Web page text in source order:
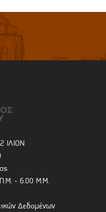
ΙΛΙΟΝ
- 6.00 Μ.Μ.
Δεδομένων